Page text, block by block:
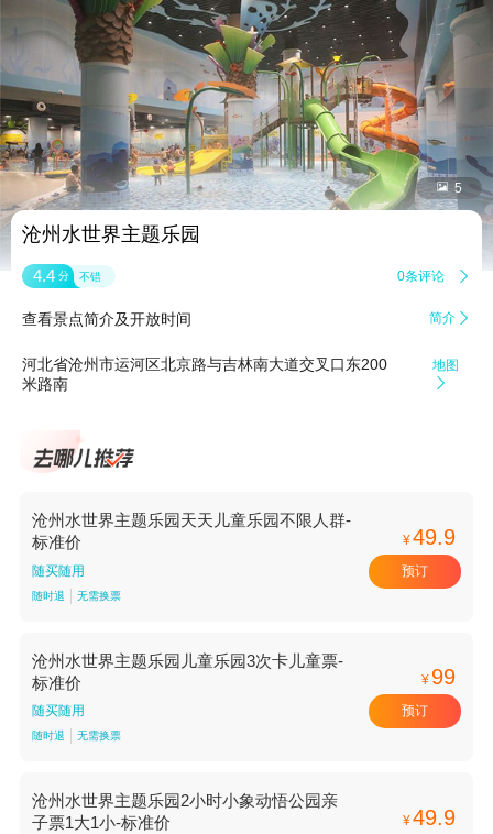
 5
沧州水世界主题乐园
4.4 分 不错 0条评论 
查看景点简介及开放时间 简介 
河北省沧州市运河区北京路与吉林南大道交叉口东200
米路南
地图

沧州水世界主题乐园天天儿童乐园不限人群-
标准价
随买随用
随时退 无需换票
¥49.9
预订
沧州水世界主题乐园儿童乐园3次卡儿童票-
标准价
随买随用
随时退 无需换票
¥ 99
预订
沧州水世界主题乐园2小时小象动悟公园亲
子票1大1小-标准价
¥49.9